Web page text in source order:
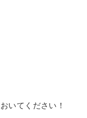
いてください！